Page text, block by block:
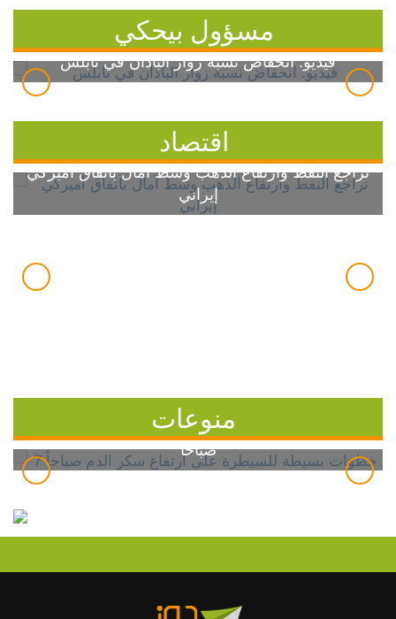
مسؤول بيحكي
فيديو: انخفاض نسبة زوار الباذان في نابلس
اقتصاد
تراجع النفط وارتفاع الذهب وسط آمال باتفاق أميركي
إيراني
منوعات
7 خطوات بسيطة للسيطرة على ارتفاع سكر الدم
صباحاً